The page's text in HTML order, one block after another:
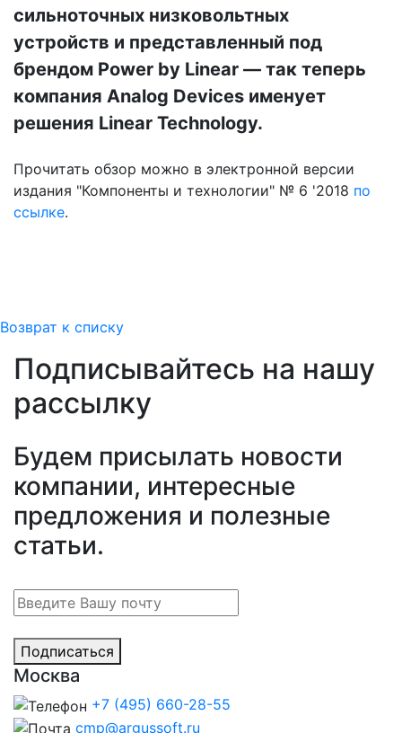
сильноточных низковольтных
устройств и представленный под
брендом Power by Linear — так теперь
компания Analog Devices именует
решения Linear Technology.
Прочитать обзор можно в электронной версии
издания "Компоненты и технологии" № 6 '2018 по
ссылке.
Возврат к списку
Подписывайтесь на нашу
рассылку
Будем присылать новости
компании, интересные
предложения и полезные
статьи.
Подписаться
Москва
+7 (495) 660-28-55
cmp@argussoft.ru